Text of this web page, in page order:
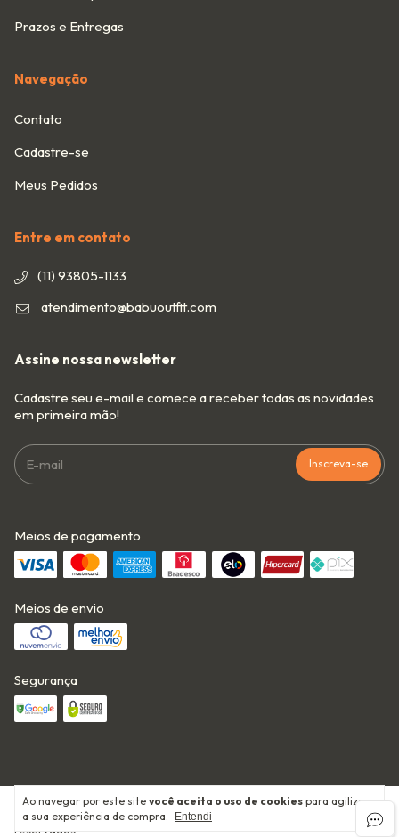
Ao navegar por este site você aceita o uso de cookies para agilizar
a sua experiência de compra.
Entendi
Prazos e Entregas
Navegação
Contato
Cadastre-se
Meus Pedidos
Entre em contato
(11) 93805-1133
atendimento@babuoutfit.com
Assine nossa newsletter
Cadastre seu e-mail e comece a receber todas as novidades
em primeira mão!
Meios de pagamento
Meios de envio
Segurança
Copyright Babu Outfit - 50679763000189 - 2026. Todos os direitos
reservados.